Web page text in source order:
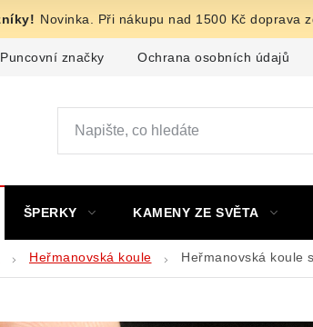
Novinka. Při nákupu nad 1500 Kč doprava
Puncovní značky Ochrana osobních údajů
ŠPERKY KAMENY ZE SVĚTA
Heřmanovská koule Heřmanovská koule